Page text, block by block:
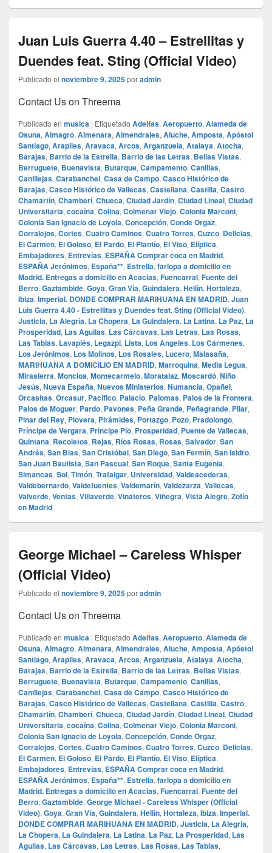
Juan Luis Guerra 4.40 – Estrellitas y
Duendes feat. Sting (Official Video)
Publicado el noviembre 9, 2025poradmin
Contact Us on Threema
Publicado en musica | Etiquetado Adelfas, Aeropuerto, Alameda de
Osuna, Almagro, Almenara, Almendrales, Aluche, Amposta, Apóstol
Santiago, Arapiles, Aravaca, Arcos, Arganzuela, Atalaya, Atocha,
Barajas, Barrio de la Estrella, Barrio de las Letras, Bellas Vistas,
Berruguete, Buenavista, Butarque, Campamento, Canillas,
Canillejas, Carabanchel, Casa de Campo, Casco Histórico de
Barajas, Casco Histórico de Vallecas, Castellana, Castilla, Castro,
Chamartín, Chamberí, Chueca, Ciudad Jardín, Ciudad Lineal, Ciudad
Universitaria, cocaína, Colina, Colmenar Viejo, Colonia Marconi,
Colonia San Ignacio de Loyola, Concepción, Conde Orgaz,
Corralejos, Cortes, Cuatro Caminos, Cuatro Torres, Cuzco, Delicias,
El Carmen, El Goloso, El Pardo, El Plantío, El Viso, Elíptica,
Embajadores, Entrevías, ESPAÑA Comprar coca en Madrid,
ESPAÑA Jerónimos, España**, Estrella, farlopa a domicilio en
Madrid. Entregas a domicilio en Acacias, Fuencarral, Fuente del
Berro, Gaztambide, Goya, Gran Vía, Guindalera, Hellín, Hortaleza,
Ibiza, Imperial. DONDE COMPRAR MARIHUANA EN MADRID, Juan
Luis Guerra 4.40 - Estrellitas y Duendes feat. Sting (Official Video),
Justicia, La Alegría, La Chopera, La Guindalera, La Latina, La Paz, La
Prosperidad, Las Aguilas, Las Cárcavas, Las Letras, Las Rosas,
Las Tablas, Lavapiés, Legazpi, Lista, Los Angeles, Los Cármenes,
Los Jerónimos, Los Molinos, Los Rosales, Lucero, Malasaña,
MARIHUANA A DOMICILIO EN MADRID, Marroquina, Media Legua,
Mirasierra, Moncloa, Montecarmelo, Moratalaz, Moscardó, Niño
Jesús, Nueva España, Nuevos Ministerios, Numancia, Opañel,
Orcasitas, Orcasur, Pacífico, Palacio, Palomas, Palos de la Frontera,
Palos de Moguer, Pardo, Pavones, Peña Grande, Peñagrande, Pilar,
Pinar del Rey, Piovera, Pirámides, Portazgo, Pozo, Pradolongo,
Príncipe de Vergara, Príncipe Pío, Prosperidad, Puente de Vallecas,
Quintana, Recoletos, Rejas, Ríos Rosas, Rosas, Salvador, San
Andrés, San Blas, San Cristóbal, San Diego, San Fermín, San Isidro,
San Juan Bautista, San Pascual, San Roque, Santa Eugenia,
Simancas, Sol, Timón, Trafalgar, Universidad, Valdeacederas,
Valdebernardo, Valdefuentes, Valdemarín, Valdezarza, Vallecas,
Valverde, Ventas, Villaverde, Vinateros, Viñegra, Vista Alegre, Zofío
en Madrid
George Michael – Careless Whisper
(Official Video)
Publicado el noviembre 9, 2025poradmin
Contact Us on Threema
Publicado en musica | Etiquetado Adelfas, Aeropuerto, Alameda de
Osuna, Almagro, Almenara, Almendrales, Aluche, Amposta, Apóstol
Santiago, Arapiles, Aravaca, Arcos, Arganzuela, Atalaya, Atocha,
Barajas, Barrio de la Estrella, Barrio de las Letras, Bellas Vistas,
Berruguete, Buenavista, Butarque, Campamento, Canillas,
Canillejas, Carabanchel, Casa de Campo, Casco Histórico de
Barajas, Casco Histórico de Vallecas, Castellana, Castilla, Castro,
Chamartín, Chamberí, Chueca, Ciudad Jardín, Ciudad Lineal, Ciudad
Universitaria, cocaína, Colina, Colmenar Viejo, Colonia Marconi,
Colonia San Ignacio de Loyola, Concepción, Conde Orgaz,
Corralejos, Cortes, Cuatro Caminos, Cuatro Torres, Cuzco, Delicias,
El Carmen, El Goloso, El Pardo, El Plantío, El Viso, Elíptica,
Embajadores, Entrevías, ESPAÑA Comprar coca en Madrid,
ESPAÑA Jerónimos, España**, Estrella, farlopa a domicilio en
Madrid. Entregas a domicilio en Acacias, Fuencarral, Fuente del
Berro, Gaztambide, George Michael - Careless Whisper (Official
Video), Goya, Gran Vía, Guindalera, Hellín, Hortaleza, Ibiza, Imperial.
DONDE COMPRAR MARIHUANA EN MADRID, Justicia, La Alegría,
La Chopera, La Guindalera, La Latina, La Paz, La Prosperidad, Las
Aguilas, Las Cárcavas, Las Letras, Las Rosas, Las Tablas,